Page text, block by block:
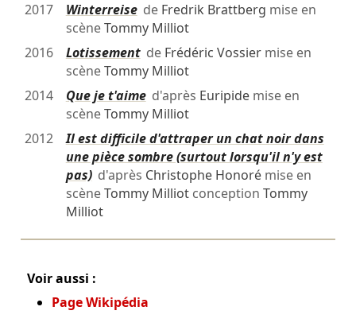
2017
Winterreisede Fredrik Brattberg mise en
scèneTommy Milliot
2016
Lotissementde Frédéric Vossiermise en
scèneTommy Milliot
2014
Que je t'aimed'après Euripidemise en
scèneTommy Milliot
2012
Il est difficile d'attraper un chat noir dans
une pièce sombre (surtout lorsqu'il n'y est
pas)d'après Christophe Honorémise en
scèneTommy Milliotconception Tommy
Milliot
Voir aussi :
Page Wikipédia